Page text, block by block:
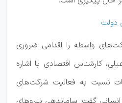
دولت
واسطه را اقدامی ضروری
کارشناس اقتصادی با اشاره
نسبت به فعالیت شرکت‌های